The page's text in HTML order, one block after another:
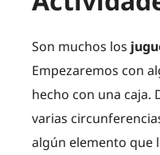
Son muchos los
Empezaremos con
hecho con una caja.
varias
algún elemento que